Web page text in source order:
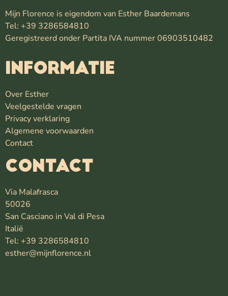
Mijn Florence is eigendom van Esther Baardemans
Tel: +39 3286584810
Geregistreerd onder Partita IVA nummer 06903510482
INFORMATIE
Over Esther
Veelgestelde vragen
Privacy verklaring
Algemene voorwaarden
Contact
Contact
Via Malafrasca
50026
San Casciano in Val di Pesa
Italië
Tel: +39 3286584810
esther@mijnflorence.nl